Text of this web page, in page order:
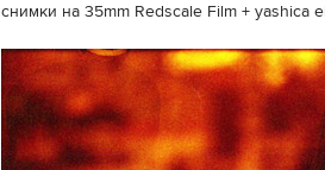
снимки на 35mm Redscale Film + yashica